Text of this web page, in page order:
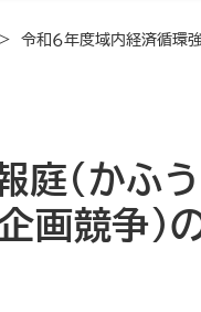
令和６年度域内経済循環
庭（かふう
画競争）